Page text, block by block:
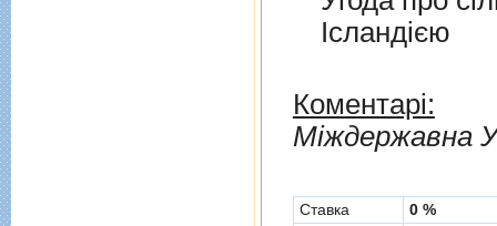
Iсландiєю
Коментарі:
Мiждержавна
Cтавка
0 %